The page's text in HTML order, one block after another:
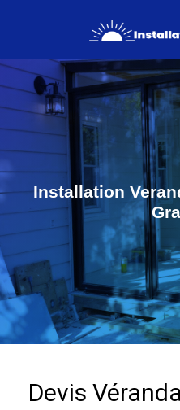
Installation
Devis